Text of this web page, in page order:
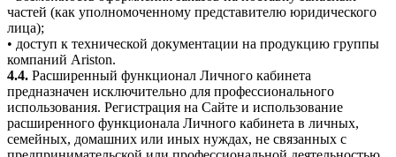
частей (как уполномоченному представителю юридического
лица);
• доступ к технической документации на продукцию группы
компаний Ariston.
4.4. Расширенный функционал Личного кабинета
предназначен исключительно для профессионального
использования. Регистрация на Сайте и использование
расширенного функционала Личного кабинета в личных,
семейных, домашних или иных нуждах, не связанных с